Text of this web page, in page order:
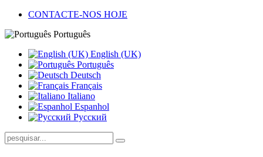
CONTACTE-NOS HOJE
Português
English (UK)
Português
Deutsch
Français
Italiano
Espanhol
Pусский